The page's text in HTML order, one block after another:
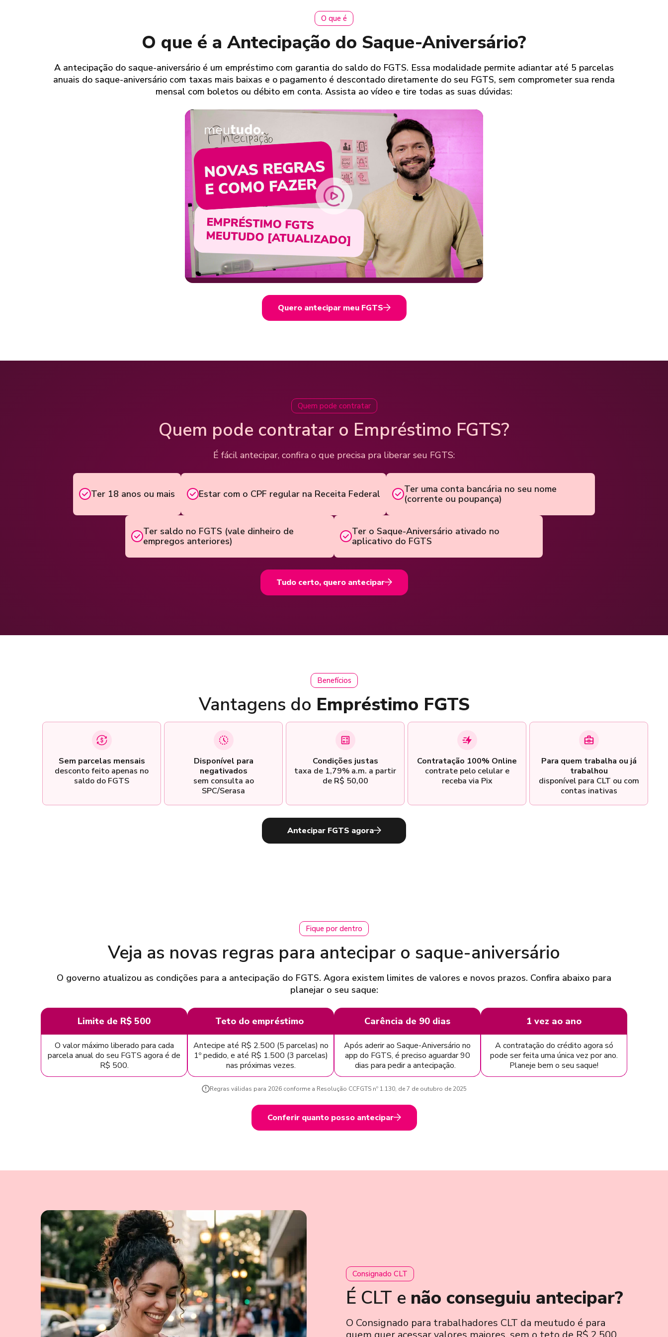
O que é
O que é a Antecipação do Saque-Aniversário?
A antecipação do saque-aniversário é um empréstimo com garantia do saldo do FGTS. Essa modalidade permite adiantar até 5 parcelas
anuais do saque-aniversário com taxas mais baixas e o pagamento é descontado diretamente do seu FGTS, sem comprometer sua renda
mensal com boletos ou débito em conta. Assista ao vídeo e tire todas as suas dúvidas:
Quero antecipar meu FGTS
Quem pode contratar
Quem pode contratar o Empréstimo FGTS?
É fácil antecipar, confira o que precisa pra liberar seu FGTS:
Ter 18 anos ou mais Estar com o CPF regular na Receita Federal
Ter uma conta bancária no seu nome
(corrente ou poupança)
Ter saldo no FGTS (vale dinheiro de
empregos anteriores)
Ter o Saque-Aniversário ativado no
aplicativo do FGTS
Tudo certo, quero antecipar
Benefícios
Vantagens do Empréstimo FGTS
Sem parcelas mensais
desconto feito apenas no
saldo do FGTS
Disponível para
negativados
sem consulta ao
SPC/Serasa
Condições justas
taxa de 1,79% a.m. a partir
de R$ 50,00
Contratação 100% Online
contrate pelo celular e
receba via Pix
Para quem trabalha ou já
trabalhou
disponível para CLT ou com
contas inativas
Antecipar FGTS agora
Fique por dentro
Veja as novas regras para antecipar o saque-aniversário
O governo atualizou as condições para a antecipação do FGTS. Agora existem limites de valores e novos prazos. Confira abaixo para
planejar o seu saque:
Limite de R$ 500
O valor máximo liberado para cada
parcela anual do seu FGTS agora é de
R$ 500.
Teto do empréstimo
Antecipe até R$ 2.500 (5 parcelas) no
1º pedido, e até R$ 1.500 (3 parcelas)
nas próximas vezes.
Carência de 90 dias
Após aderir ao Saque-Aniversário no
app do FGTS, é preciso aguardar 90
dias para pedir a antecipação.
1 vez ao ano
A contratação do crédito agora só
pode ser feita uma única vez por ano.
Planeje bem o seu saque!
Regras válidas para 2026 conforme a Resolução CCFGTS nº 1.130, de 7 de outubro de 2025
Conferir quanto posso antecipar
Consignado CLT
É CLT e não conseguiu antecipar?
O Consignado para trabalhadores CLT da meutudo é para